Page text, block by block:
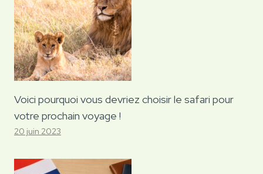
Voici pourquoi vous devriez choisir le safari pour
votre prochain voyage !
20 juin 2023